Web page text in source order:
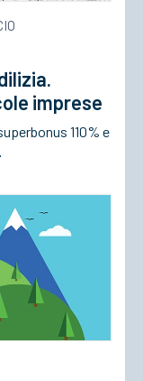
imprese
110% e